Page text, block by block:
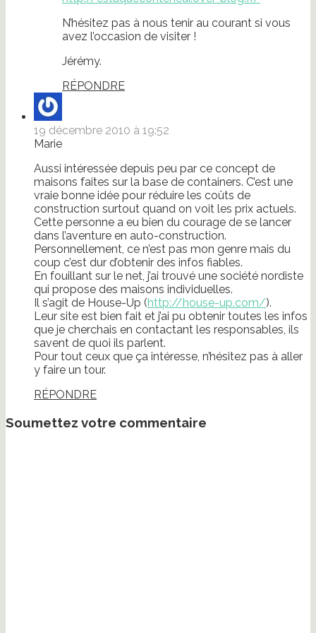
N’hésitez pas à nous tenir au courant si vous
avez l’occasion de visiter !
Jérémy.
RÉPONDRE
19 décembre 2010 à 19:52
Marie
Aussi intéressée depuis peu par ce concept de
maisons faites sur la base de containers. C’est une
vraie bonne idée pour réduire les coûts de
construction surtout quand on voit les prix actuels.
Cette personne a eu bien du courage de se lancer
dans l’aventure en auto-construction.
Personnellement, ce n’est pas mon genre mais du
coup c’est dur d’obtenir des infos fiables.
En fouillant sur le net, j’ai trouvé une société nordiste
qui propose des maisons individuelles.
Il s’agit de House-Up (http://house-up.com/).
Leur site est bien fait et j’ai pu obtenir toutes les infos
que je cherchais en contactant les responsables, ils
savent de quoi ils parlent.
Pour tout ceux que ça intéresse, n’hésitez pas à aller
y faire un tour.
RÉPONDRE
Soumettez votre commentaire